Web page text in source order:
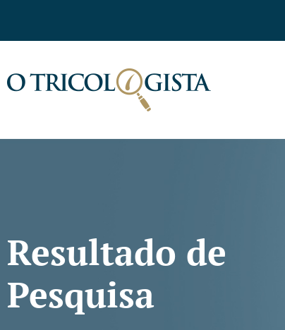
Resultado de
Pesquisa